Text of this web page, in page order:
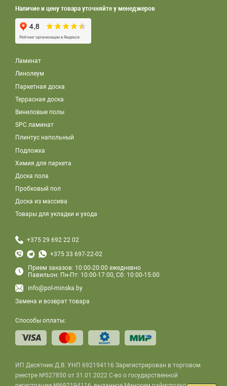
Наличие и цену товара уточняйте у менеджеров
Ламинат
Линолеум
Паркетная доска
Террасная доска
Виниловые полы
SPC ламинат
Плинтус напольный
Подложка
Химия для паркета
Доска пола
Пробковый пол
Доска из массива
Товары для укладки и ухода
+375 29 692 22 02
+375 33 697-22-02
Прием заказов: 10:00-20:00 ежедневно
Павильон: Пн-Пт: 10:00-17:00, Сб: 10:00-15:00
info@pol-minska.by
Замена и возврат товара
Способы оплаты:
ИП Десятник Д.В. УНП 692194116 Зарегистрирован в торговом
реестре №527850 от 31.01.2022 С-во о государственной